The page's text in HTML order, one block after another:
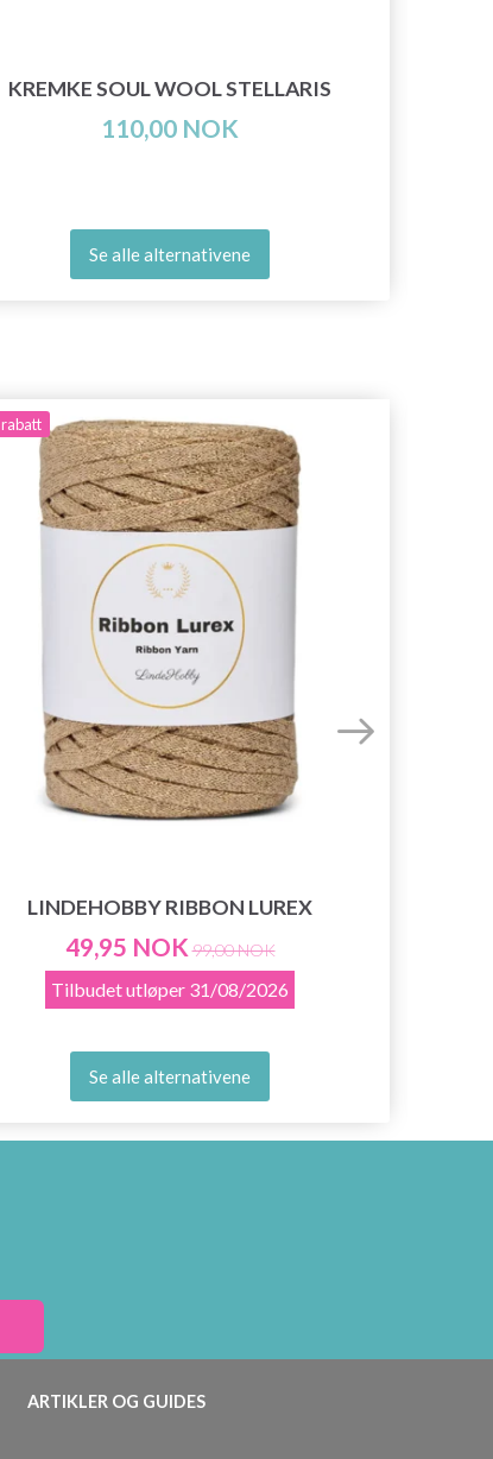
KREMKE SOUL WOOL STELLARIS
110,00 NOK
Se alle alternativene
rabatt
LINDEHOBBY RIBBON LUREX
49,95 NOK 99,00 NOK
Tilbudet utløper 31/08/2026
Se alle alternativene
ARTIKLER OG GUIDES